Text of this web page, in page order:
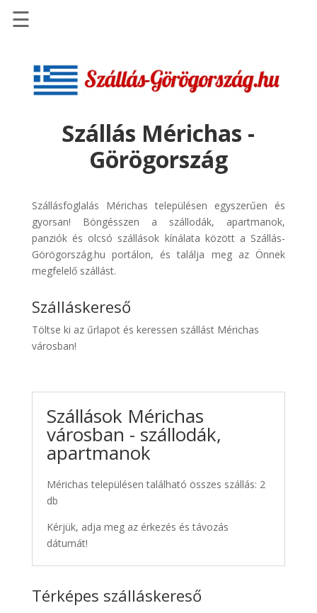
Szállások
Repülőjegy
pénzvisszatérítéssel
Discover
Cars
Transzfer
Kiwi
Taxi
☰
Szállás Mérichas -
Görögország
Szállásfoglalás Mérichas településen egyszerűen és
gyorsan! Böngésszen a szállodák, apartmanok,
panziók és olcsó szállások kínálata között a Szállás-
Görögország.hu portálon, és találja meg az Önnek
megfelelő szállást.
Szálláskereső
Töltse ki az űrlapot és keressen szállást Mérichas
városban!
Szállások Mérichas
városban - szállodák,
apartmanok
Mérichas településen található összes szállás: 2
db
Kérjük, adja meg az érkezés és távozás
dátumát!
Térképes szálláskereső